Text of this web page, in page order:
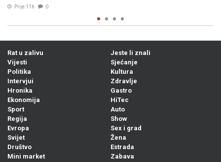
Rat u zalivu
Vijesti
Politika
Intervjui
Hronika
Ekonomija
Sport
Regija
Evropa
Svijet
Društvo
Mini market
Jeste li znali
Sjećanje
Kultura
Zdravlje
Gastro
HiTec
Auto
Show
Sex i grad
Žena
Estrada
Zabava